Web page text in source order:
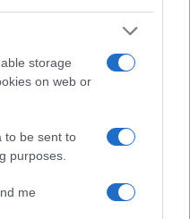
storage
on web or
to be sent to
purposes.
me
Smeralda, 20
Provincia Gallura per
di Olbia